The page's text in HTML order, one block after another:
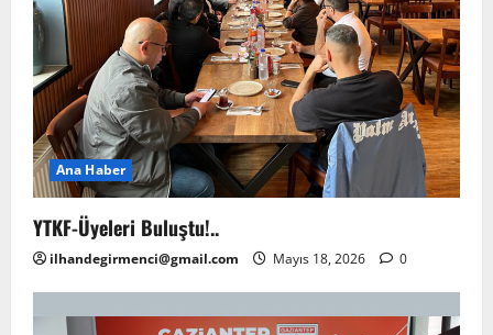
Ana Haber
YTKF-Üyeleri Buluştu!..
ilhandegirmenci@gmail.com Mayıs 18, 2026 0